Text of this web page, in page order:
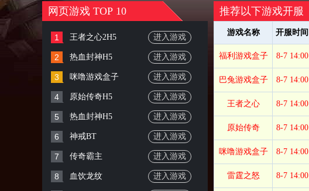
网页游戏 TOP 10
1 王者之心2H5 进入游戏
2 热血封神H5 进入游戏
3 咪噜游戏盒子 进入游戏
4 原始传奇H5 进入游戏
5 热血封神H5 进入游戏
6 神戒BT 进入游戏
7 传奇霸主 进入游戏
8 血饮龙纹 进入游戏
推荐以下游戏开服
游戏名称 开服时间
福利游戏盒子 8-7 14:00
巴兔游戏盒子 8-7 14:00
王者之心 8-7 14:00
原始传奇 8-7 14:00
咪噜游戏盒子 8-7 14:00
雷霆之怒 8-7 14:00